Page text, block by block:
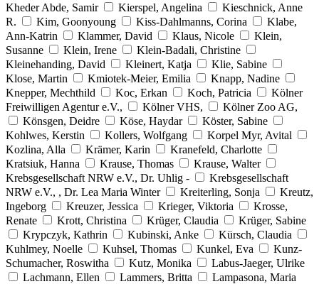
Kheder Abde, Samir Kierspel, Angelina
Kieschnick, Anne
R.
Kim, Goonyoung Kiss-Dahlmanns, Corina
Klabe,
Ann-Katrin
Klammer, David Klaus, Nicole
Klein,
Susanne
Klein, Irene
Klein-Badali, Christine
Kleinehanding, David
Kleinert, Katja
Klie, Sabine
Klose, Martin
Kmiotek-Meier, Emilia
Knapp, Nadine
Knepper, Mechthild
Koc, Erkan Koch, Patricia
Kölner
Freiwilligen Agentur e.V.,
Kölner VHS,
Kölner Zoo AG,
Könsgen, Deidre
Köse, Haydar
Köster, Sabine
Kohlwes, Kerstin
Kollers, Wolfgang
Korpel Myr, Avital
Kozlina, Alla
Krämer, Karin
Kranefeld, Charlotte
Kratsiuk, Hanna
Krause, Thomas
Krause, Walter
Krebsgesellschaft NRW e.V., Dr. Uhlig -
Krebsgesellschaft
NRW e.V., , Dr. Lea Maria Winter
Kreiterling, Sonja
Kreutz,
Ingeborg
Kreuzer, Jessica Krieger, Viktoria
Krosse,
Renate
Krott, Christina Krüger, Claudia
Krüger, Sabine
Krypczyk, Kathrin
Kubinski, Anke
Kürsch, Claudia
Kuhlmey, Noelle
Kuhsel, Thomas Kunkel, Eva
Kunz-
Schumacher, Roswitha
Kutz, Monika
Labus-Jaeger, Ulrike
Lachmann, Ellen
Lammers, Britta
Lampasona, Maria